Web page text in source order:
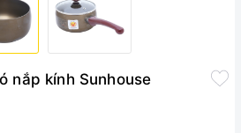
nắp kính Sunhouse